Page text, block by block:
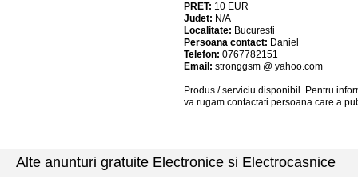
PRET: 10 EUR
Judet: N/A
Localitate: Bucuresti
Persoana contact: Daniel
Telefon: 0767782151
Email: stronggsm @ yahoo.com
Produs / serviciu disponibil . Pentru
va rugam contactati persoana care a
Alte anunturi gratuite Electronice si Electrocasnice